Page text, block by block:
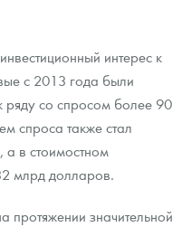
интерес к
с 2013 года были
со спросом более 90
спроса также стал
в стоимостном
млрд долларов.
протяжении значительной